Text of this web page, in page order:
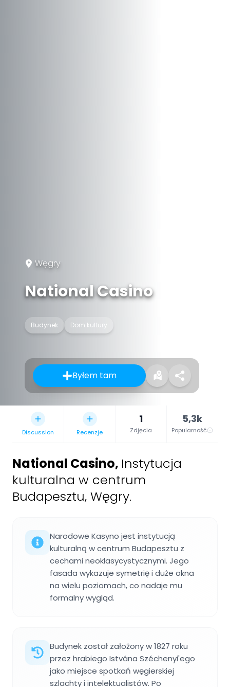
Węgry
National Casino
Budynek Dom kultury
Byłem tam
Discussion Recenzje
1
Zdjęcia
5,3k
Popularność
National Casino, Instytucja
kulturalna w centrum
Budapesztu, Węgry.
Narodowe Kasyno jest instytucją
kulturalną w centrum Budapesztu z
cechami neoklasycystycznymi. Jego
fasada wykazuje symetrię i duże okna
na wielu poziomach, co nadaje mu
formalny wygląd.
Budynek został założony w 1827 roku
przez hrabiego Istvána Széchenyi'ego
jako miejsce spotkań węgierskiej
szlachty i intelektualistów. Po